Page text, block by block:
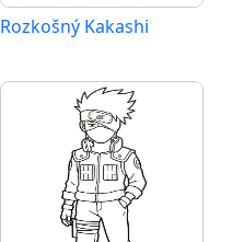
Rozkošný Kakashi